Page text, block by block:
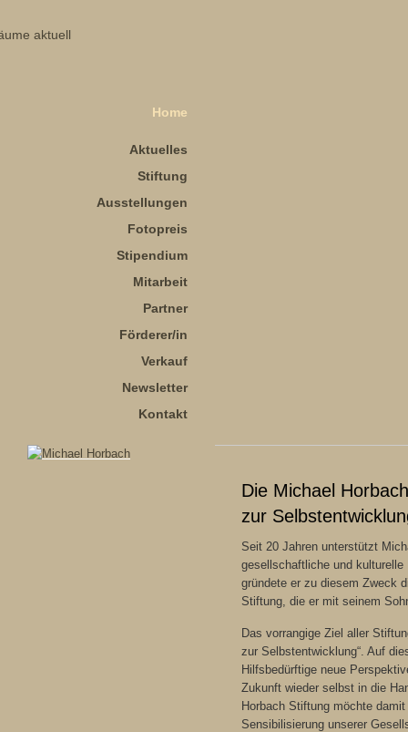
Home
Aktuelles
Stiftung
Ausstellungen
Fotopreis
Stipendium
Mitarbeit
Partner
Förderer/in
Verkauf
Newsletter
Kontakt
Die Michael
zur
Seit 20 Jahren unterstützt
gesellschaftliche und
gründete er zu diesem Zweck
Stiftung, die er mit seinem
Das vorrangige Ziel aller
zur Selbstentwicklung“. Auf
Hilfsbedürftige neue
Zukunft wieder selbst in die
Horbach Stiftung möchte
Sensibilisierung unserer